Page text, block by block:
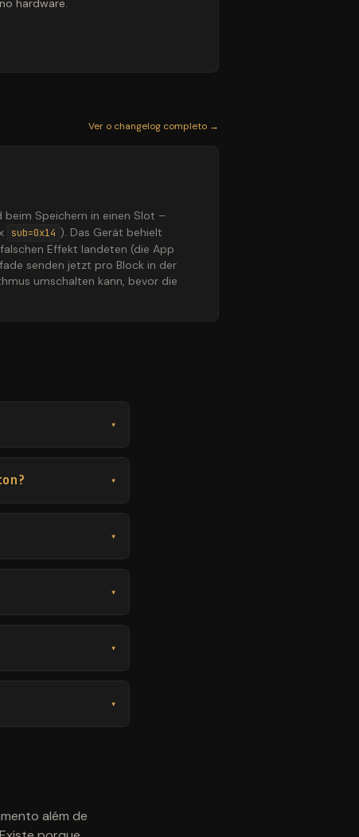
hardware.
Ver o changelog completo →
beim Speichern in einen Slot –
sub=0x14 ). Das Gerät behielt
Effekt landeten (die App
senden jetzt pro Block in der
umschalten kann, bevor die
▾
▾
▾
▾
▾
▾
além de